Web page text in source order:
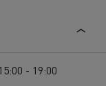
- 19:00